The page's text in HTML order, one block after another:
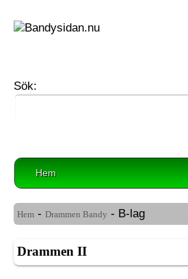
Sök:
Hem
Hem - Drammen Bandy - B-lag
Drammen II